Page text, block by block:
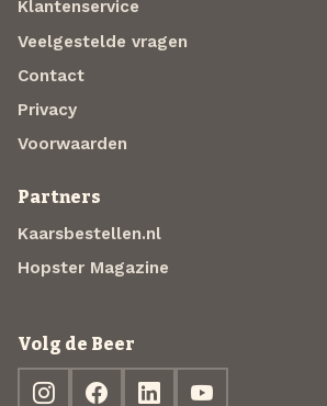
Klantenservice
Veelgestelde vragen
Contact
Privacy
Voorwaarden
Partners
Kaarsbestellen.nl
Hopster Magazine
Volg de Beer